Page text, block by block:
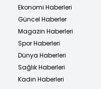
Ekonomi Haberleri
Güncel Haberler
Magazin Haberleri
Spor Haberleri
Dünya Haberleri
Sağlık Haberleri
Kadın Haberleri